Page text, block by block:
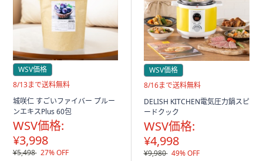
WSV価格
送
無
料
8/13まで送料無料
城咲仁 すごいファイバー プルー
ンエキスPlus 60包
WSV価格:
¥3,998
¥5,498 27% OFF
WSV価格
送
無
8/16まで送料無料
DELISH KITCHEN電気圧力鍋スピ
ードクック
WSV価格:
¥4,998
¥9,980 49% OFF